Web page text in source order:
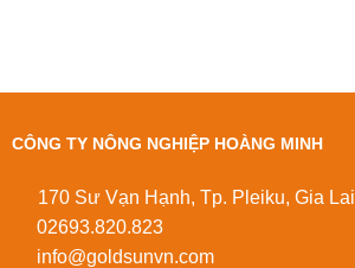
CÔNG TY NÔNG NGHIỆP HOÀNG MINH
170 Sư Vạn Hạnh, Tp. Pleiku, Gia Lai
02693.820.823
info@goldsunvn.com